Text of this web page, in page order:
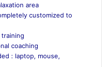
area
customized to
coaching
: laptop, mouse,